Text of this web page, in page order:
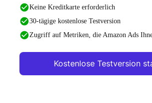
Keine Kreditkarte erforderlich
30-tägige kostenlose Testversion
Zugriff auf Metriken, die Amazon Ads
Kostenlose Testversion